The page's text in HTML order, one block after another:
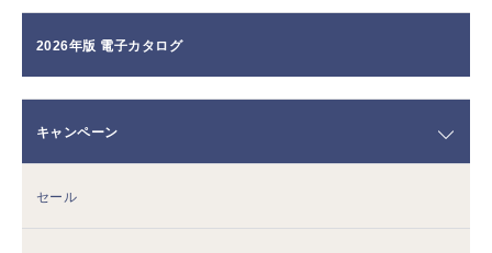
2026年版 電子カタログ
キャンペーン
セール